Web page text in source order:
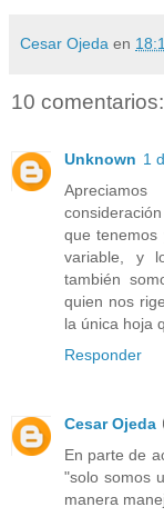
Cesar Ojeda en
10 comentarios:
Unknown 1
que tenemos
variable, y
también
quien nos
la única hoja
Responder
Cesar Ojeda
En parte de
"solo somos
manera